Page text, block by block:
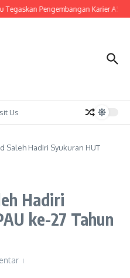
Pengembangan Karier ASN
Us
Saleh Hadiri Syukuran HUT
Hadiri
ke-27 Tahun